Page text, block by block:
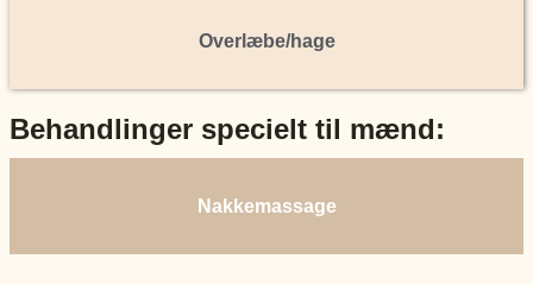
Overlæbe/hage
Behandlinger specielt til mænd:
Nakkemassage